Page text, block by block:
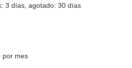
3 días, agotado: 30 días
por mes